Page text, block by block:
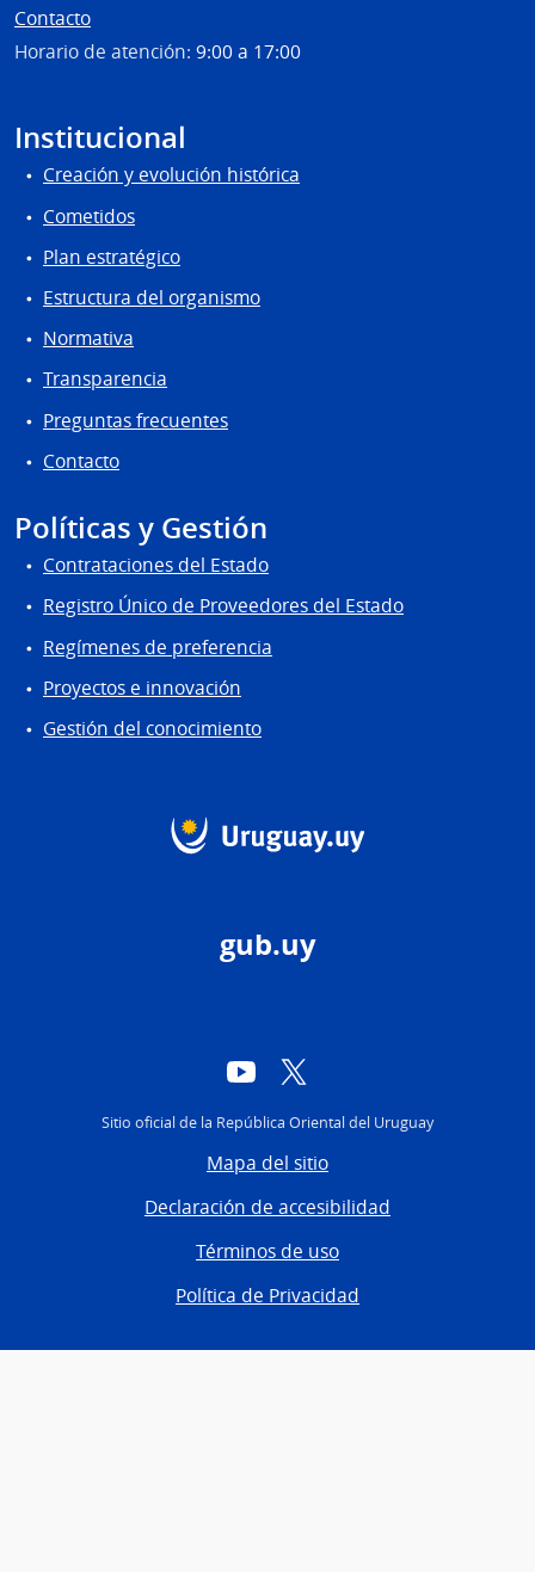
Contacto
Horario de atención: 9:00 a 17:00
Institucional
Creación y evolución histórica
Cometidos
Plan estratégico
Estructura del organismo
Normativa
Transparencia
Preguntas frecuentes
Contacto
Políticas y Gestión
Contrataciones del Estado
Registro Único de Proveedores del Estado
Regímenes de preferencia
Proyectos e innovación
Gestión del conocimiento
gub.uy
YouTube
Sitio oficial de la República Oriental del Uruguay
Mapa del sitio
Declaración de accesibilidad
Términos de uso
Política de Privacidad